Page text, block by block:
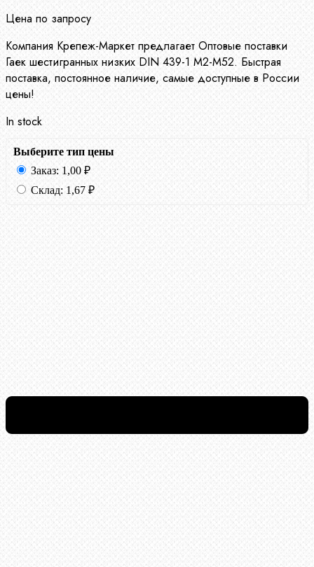
Цена по запросу
Компания Крепеж-Маркет предлагает Оптовые поставки
Гаек шестигранных низких DIN 439-1 М2-М52. Быстрая
поставка, постоянное наличие, самые доступные в России
цены!
In stock
Выберите тип цены
Заказ: 1,00 ₽
Склад: 1,67 ₽